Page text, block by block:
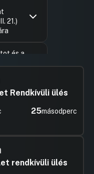
21.)
pontra
és a
megillető
2025. évi
Rendkívüli ülés
24másodperc
rendkívüli ülés